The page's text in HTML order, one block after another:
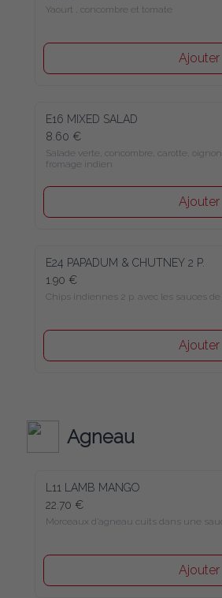
Yaourt , concombre et tomate
Ajouter
E16 MIXED SALAD
8.60 €
Salade verte, concombre, carotte,
fromage indien
Ajouter
E24 PAPADUM & CHUTNEY 2 P.
1.90 €
Chips indiennes 2 p. avec les sauces de
Ajouter
Agneau
L11 LAMB MANGO
22.70 €
Morceaux d’agneau cuits dans une
Ajouter